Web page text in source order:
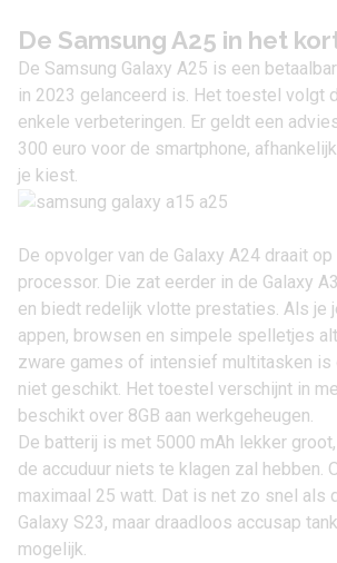
De Samsung A25 in het
De Samsung Galaxy A25 is een
in 2023 gelanceerd is. Het toestel volgt
enkele verbeteringen. Er geldt een
300 euro voor de smartphone,
je kiest.
De opvolger van de Galaxy A24 draait
processor. Die zat eerder in de Galaxy
en biedt redelijk vlotte prestaties. Als je
appen, browsen en simpele spelletjes
zware games of intensief multitasken is
niet geschikt. Het toestel verschijnt in
beschikt over 8GB aan werkgeheugen.
De batterij is met 5000 mAh lekker
de accuduur niets te klagen zal hebben.
maximaal 25 watt. Dat is net zo snel als
Galaxy S23, maar draadloos accusap
mogelijk.